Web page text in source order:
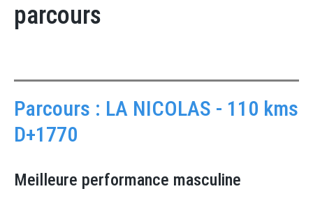
parcours
Parcours : LA NICOLAS - 110 kms
D+1770
Meilleure performance masculine